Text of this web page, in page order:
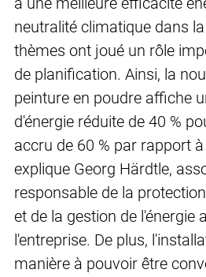
neutralité climatique dans
thèmes ont joué un rôle
de planification. Ainsi, la
peinture en poudre affiche
d'énergie réduite de 40 %
accru de 60 % par rapport à
explique Georg Härdtle,
responsable de la
et de la gestion de l'énergie
l'entreprise. De plus,
manière à pouvoir être